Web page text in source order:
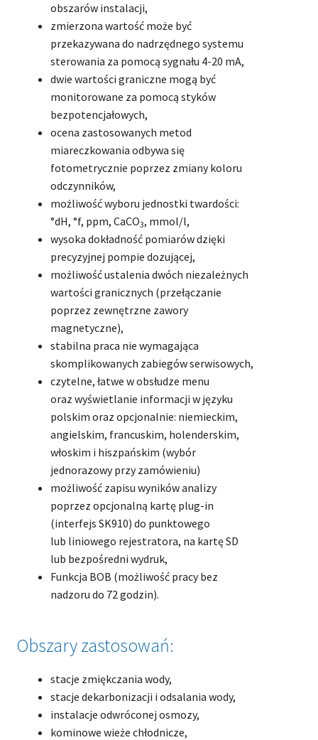
obszarów instalacji,
zmierzona wartość może być
przekazywana do nadrzędnego systemu
sterowania za pomocą sygnału 4-20 mA,
dwie wartości graniczne mogą być
monitorowane za pomocą styków
bezpotencjałowych,
ocena zastosowanych metod
miareczkowania odbywa się
fotometrycznie poprzez zmiany koloru
odczynników,
możliwość wyboru jednostki twardości:
°dH, °f, ppm, CaCO3, mmol/l,
wysoka dokładność pomiarów dzięki
precyzyjnej pompie dozującej,
możliwość ustalenia dwóch niezależnych
wartości granicznych (przełączanie
poprzez zewnętrzne zawory
magnetyczne),
stabilna praca nie wymagająca
skomplikowanych zabiegów serwisowych,
czytelne, łatwe w obsłudze menu
oraz wyświetlanie informacji w języku
polskim oraz opcjonalnie: niemieckim,
angielskim, francuskim, holenderskim,
włoskim i hiszpańskim (wybór
jednorazowy przy zamówieniu)
możliwość zapisu wyników analizy
poprzez opcjonalną kartę plug-in
(interfejs SK910) do punktowego
lub liniowego rejestratora, na kartę SD
lub bezpośredni wydruk,
Funkcja BOB (możliwość pracy bez
nadzoru do 72 godzin).
Obszary zastosowań:
stacje zmiękczania wody,
stacje dekarbonizacji i odsalania wody,
instalacje odwróconej osmozy,
kominowe wieże chłodnicze,